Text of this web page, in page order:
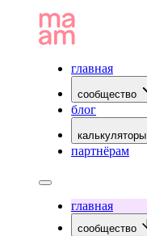
главная
сообщество
блог
калькуляторы
партнёрам
главная
сообщество